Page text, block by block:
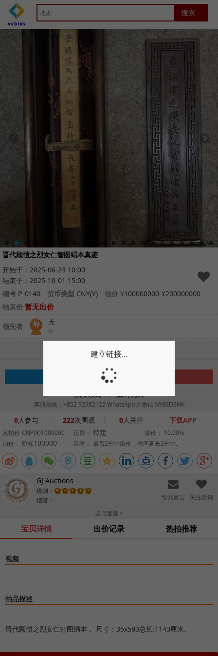
首页 Artwork
晋代顾愷之烈女仁智图绢本真迹
开始于：2025-06-23 10:00
结束于：2025-10-01 15:00
编号 P_0140 货币类型 CNY(¥) 估价 ¥100000000-¥200000000
结束价 暂无出价
领先者
无
0
请登录后参与拍卖
拍卖须知|如何竞买
客服热线：+852 92982122 WhatsApp // 微信 :VVBIDSHK
0人参与 222次围观 0人关注 下载APP
起拍价 CNY(¥)1000000 运费： 待定 溢价： 10.00%
加价： 阶梯100000 延时： 最后2分钟出价，时间延长2分钟。
GJ Auctions
级别：
信誉：
给我留言
关注店铺
进店逛逛 >
宝贝详情 出价记录 热拍推荐
视频
拍品描述
晋代顾愷之烈女仁智图绢本， 尺寸：35x593总长:1143厘米。
建立链接...